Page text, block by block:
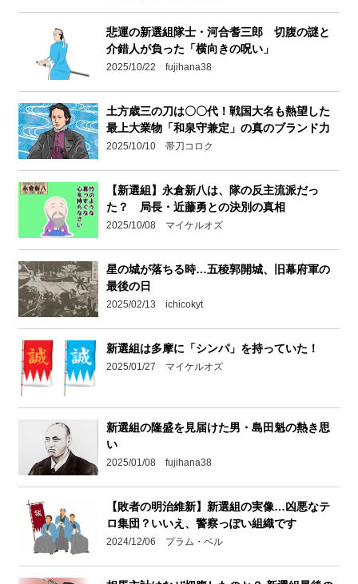
悲運の新選組隊士・河合耆三郎 切腹の謎と
介錯人が負った「横向きの呪い」
2025/10/22 fujihana38
土方歳三の刀は〇〇代！戦国大名も熱望した
最上大業物「和泉守兼定」の真のブランド力
2025/10/10 帯刀コロク
【新選組】永倉新八は、隊の反主流派だっ
た？ 局長・近藤勇との決別の真相
2025/10/08 マイケルオズ
星の城が落ちる時…五稜郭開城、旧幕府軍の
最後の日
2025/02/13 ichicokyt
新選組は多摩に「シンパ」を持っていた！
2025/01/27 マイケルオズ
新選組の隆盛を見届けた男・島田魁の熱き思
い
2025/01/08 fujihana38
【敗者の明治維新】新選組の実像…凶悪なテ
ロ集団？いいえ、警察っぽい組織です
2024/12/06 プラム・ベル